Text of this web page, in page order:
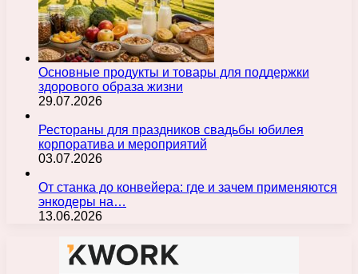
Основные продукты и товары для поддержки
здорового образа жизни
29.07.2026
Рестораны для праздников свадьбы юбилея
корпоратива и мероприятий
03.07.2026
От станка до конвейера: где и зачем применяются
энкодеры на…
13.06.2026